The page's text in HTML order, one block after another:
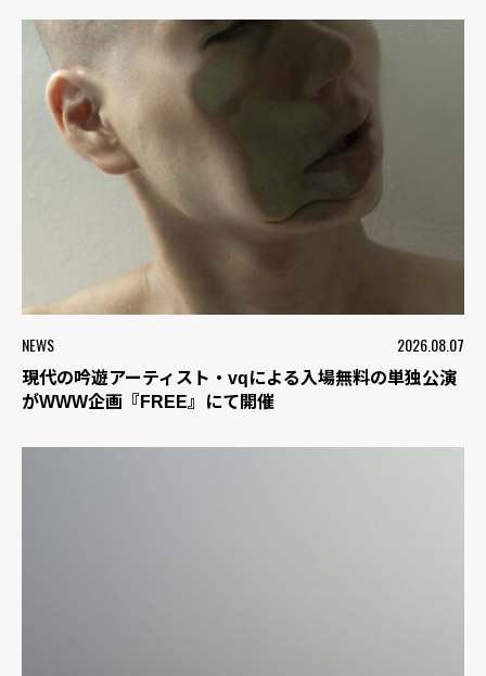
NEWS 2026.08.07
現代の吟遊アーティスト・vqによる入場無料の単独公演
がWWW企画『FREE』にて開催